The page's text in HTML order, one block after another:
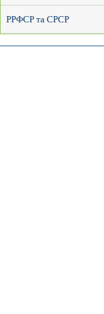
РРФСР та СРСР